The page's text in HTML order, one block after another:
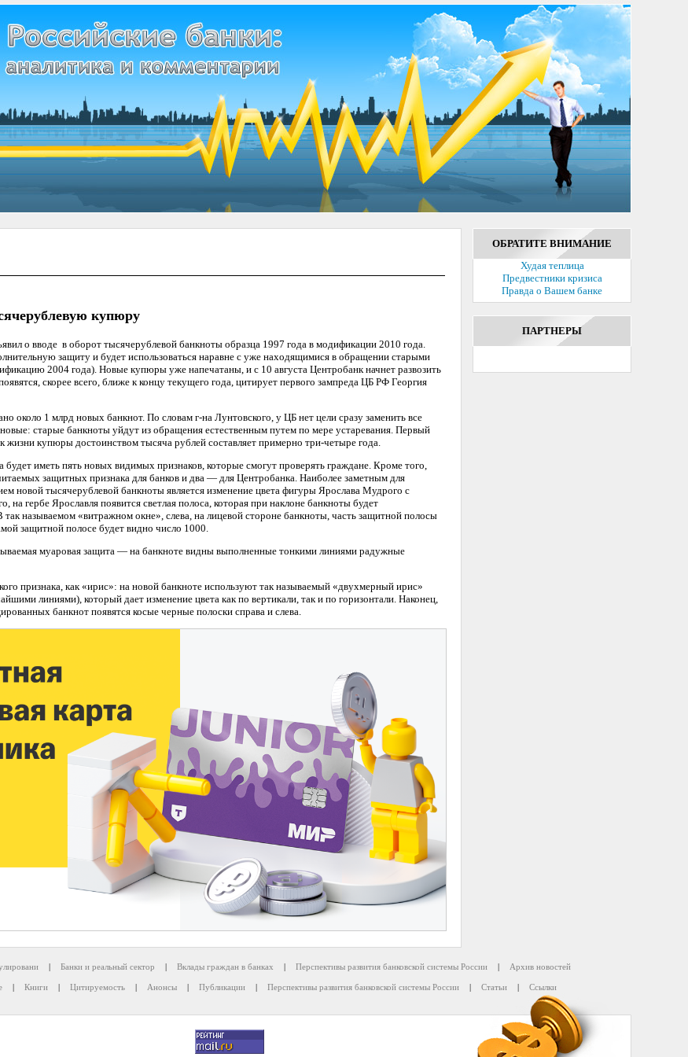
купюру
о вводе в оборот тысячерублевой банкноты образца 1997 года в модификации 2010 года.
защиту и будет использоваться наравне с уже находящимися в обращении старыми
2004 года). Новые купюры уже напечатаны, и с 10 августа Центробанк начнет развозить
скорее всего, ближе к концу текущего года, цитирует первого зампреда ЦБ РФ Георгия
около 1 млрд новых банкнот. По словам г-на Лунтовского, у ЦБ нет цели сразу заменить все
старые банкноты уйдут из обращения естественным путем по мере устаревания. Первый
жизни купюры достоинством тысяча рублей составляет примерно три-четыре года.
иметь пять новых видимых признаков, которые смогут проверять граждане. Кроме того,
защитных признака для банков и два — для Центробанка. Наиболее заметным для
новой тысячерублевой банкноты является изменение цвета фигуры Ярослава Мудрого с
на гербе Ярославля появится светлая полоса, которая при наклоне банкноты будет
так называемом «витражном окне», слева, на лицевой стороне банкноты, часть защитной полосы
защитной полосе будет видно число 1000.
муаровая защита — на банкноте видны выполненные тонкими линиями радужные
признака, как «ирис»: на новой банкноте используют так называемый «двухмерный ирис»
линиями), который дает изменение цвета как по вертикали, так и по горизонтали. Наконец,
банкнот появятся косые черные полоски справа и слева.
ОБРАТИТЕ ВНИМАНИЕ
Худая теплица
Предвестники кризиса
Правда о Вашем банке
ПАРТНЕРЫ
| Банки и реальный сектор | Вклады граждан в банках | Перспективы развития банковской системы России | Архив новостей
| Книги | Цитируемость | Анонсы | Публикации | Перспективы развития банковской системы России | Статьи | Ссылки